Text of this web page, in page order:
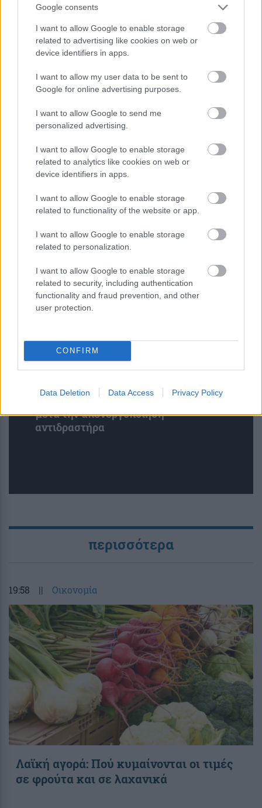
Google consents
I want to allow Google to enable storage
related to advertising like cookies on web or
device identifiers in apps.
I want to allow my user data to be sent to
Google for online advertising purposes.
I want to allow Google to send me
personalized advertising.
I want to allow Google to enable storage
related to analytics like cookies on web or
device identifiers in apps.
I want to allow Google to enable storage
related to functionality of the website or app.
I want to allow Google to enable storage
related to personalization.
I want to allow Google to enable storage
related to security, including authentication
functionality and fraud prevention, and other
user protection.
CONFIRM
Data Deletion Data Access Privacy Policy
αποκαλύπτει τον μελλοντικό κίνδυνο
κατάθλιψης και άγχους – Τι έδειξε
μελέτη του Stanford με ...
Κουίζ: Πόσο καλά γνωρίζετε την
ελληνική μυθολογία; Μπορείτε να
κάνετε το 3 στα 3;
Πρώτη μέτρηση αντινετρίνων από
χρησιμοποιημένο πυρηνικό καύσιμο
μετά την απενεργοποίηση
αντιδραστήρα
περισσότερα
19:58 || Οικονομία
Λαϊκή αγορά: Πού κυμαίνονται οι τιμές
σε φρούτα και σε λαχανικά